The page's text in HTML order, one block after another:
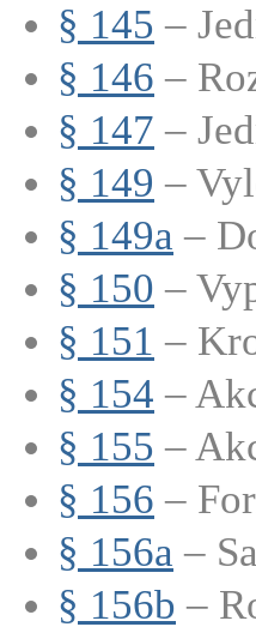
§ 145 –
§ 146 –
§ 147 –
§ 149 –
§ 149a –
§ 150 –
§ 151 –
§ 154 –
§ 155 –
§ 156 –
§ 156a –
§ 156b –